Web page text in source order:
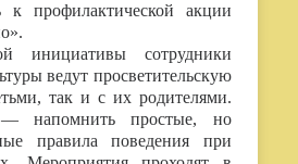
к профилактической акции
инициативы сотрудники
ведут просветительскую
так и с их родителями.
— напомнить простые, но
правила поведения при